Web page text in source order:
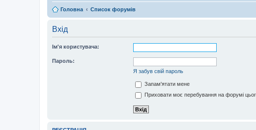
Головна Список форумів
Вхід
Ім'я користувача:
Пароль:
Я забув свій пароль
Запам'ятати мене
Приховати моє перебування на форумі